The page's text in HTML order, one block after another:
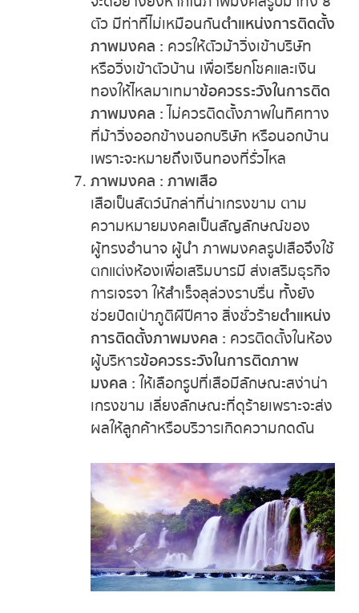
ตัว มีท่าที่ไม่เหมือนกันตำแหน่งการติดตั้ง
ภาพมงคล : ควรให้ตัวม้าวิ่งเข้าบริษัท
หรือวิ่งเข้าตัวบ้าน เพื่อเรียกโชคและเงิน
ทองให้ไหลมาเทมาข้อควรระวังในการติด
ภาพมงคล :ไม่ควรติดตั้งภาพในทิศทาง
ที่ม้าวิ่งออกข้างนอกบริษัท หรือนอกบ้าน
เพราะจะหมายถึงเงินทองที่รั่วไหล
ภาพมงคล : ภาพเสือ
เสือเป็นสัตว์นักล่าที่น่าเกรงขาม ตาม
ความหมายมงคลเป็นสัญลักษณ์ของ
ผู้ทรงอำนาจ ผู้นำ ภาพมงคลรูปเสือจึงใช้
ตกแต่งห้องเพื่อเสริมบารมี ส่งเสริมธุรกิจ
การเจรจา ให้สำเร็จลุล่วงราบรื่น ทั้งยัง
ช่วยปัดเป่าภูติผีปีศาจ สิ่งชั่วร้ายตำแหน่ง
การติดตั้งภาพมงคล : ควรติดตั้งในห้อง
ผู้บริหารข้อควรระวังในการติดภาพ
มงคล :ให้เลือกรูปที่เสือมีลักษณะสง่าน่า
เกรงขาม เลี่ยงลักษณะที่ดุร้ายเพราะจะส่ง
ผลให้ลูกค้าหรือบริวารเกิดความกดดัน